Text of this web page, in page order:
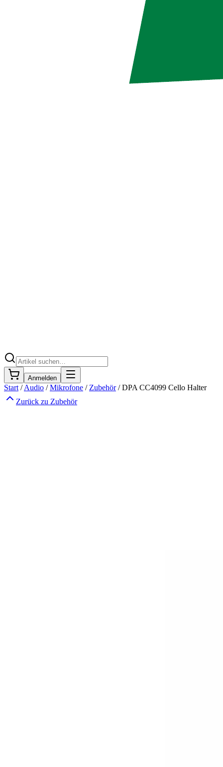
Anmelden
Start /Audio /Mikrofone / Zubehör/DPA CC4099 Cello Halter
Zurück zu Zubehör